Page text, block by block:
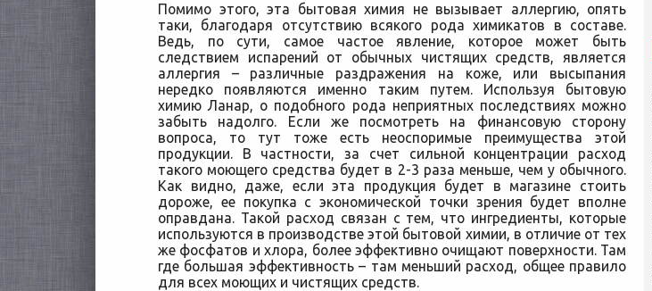
Помимо этого, эта бытовая химия не вызывает аллергию, опять
таки, благодаря отсутствию всякого рода химикатов в составе.
Ведь, по сути, самое частое явление, которое может быть
следствием испарений от обычных чистящих средств, является
аллергия – различные раздражения на коже, или высыпания
нередко появляются именно таким путем. Используя бытовую
химию Ланар, о подобного рода неприятных последствиях можно
забыть надолго. Если же посмотреть на финансовую сторону
вопроса, то тут тоже есть неоспоримые преимущества этой
продукции. В частности, за счет сильной концентрации расход
такого моющего средства будет в 2-3 раза меньше, чем у обычного.
Как видно, даже, если эта продукция будет в магазине стоить
дороже, ее покупка с экономической точки зрения будет вполне
оправдана. Такой расход связан с тем, что ингредиенты, которые
используются в производстве этой бытовой химии, в отличие от тех
же фосфатов и хлора, более эффективно очищают поверхности. Там
где большая эффективность – там меньший расход, общее правило
для всех моющих и чистящих средств.